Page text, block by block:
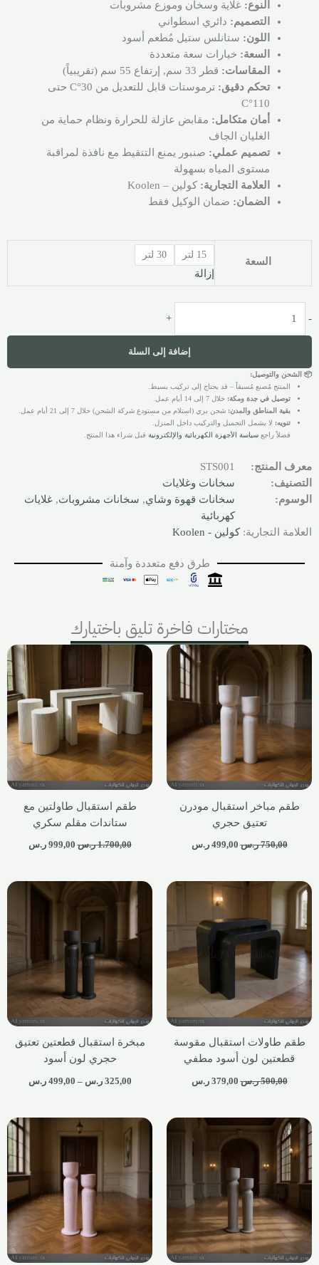
النوع: غلاية وسخان وموزع مشروبات
التصميم: دائري اسطواني
اللون: ستانلس ستيل مُطعم أسود
السعة: خيارات سعة متعددة
المقاسات: قطر 33 سم, إرتفاع 55 سم (تقريبياً)
تحكم دقيق:
ترموستات قابل للتعديل من 30°C حتى
110°C
أمان متكامل: مقابض عازلة للحرارة ونظام حماية من
الغليان الجاف
تصميم عملي: صنبور يمنع التنقيط مع نافذة لمراقبة
مستوى المياه بسهولة
العلامة التجارية: كولين – Koolen
الضمان: ضمان الوكيل فقط
السعة
15 لتر 30 لتر
إزالة
-
+
إضافة إلى السلة
📦 الشحن والتوصيل:
المنتج مُصنع مُسبقاً – قد يحتاج إلى تركيب بسيط.
توصيل في جدة ومكة: خلال 7 إلى 14 أيام عمل.
بقية المناطق والمدن: شحن بري (استلام من مستودع شركة الشحن) خلال 7 إلى 21 أيام عمل.
تنويه: لا يشمل التحميل والتركيب داخل المنزل.
فضلاً راجع سياسة الأجهزة الكهربائية والإلكترونية قبل شراء هذا المنتج.
معرف المنتج:
STS001
التصنيف:
سخانات وغلايات
الوسوم:
سخانات قهوة وشاي, سخانات مشروبات, غلايات
كهربائية
العلامة التجارية:كولين - Koolen
طرق دفع متعددة وآمنة
مختارات فاخرة تليق باختيارك
طقم مباخر استقبال مودرن
تعتيق حجري
750,00 ر.س 499,00 ر.س
طقم استقبال طاولتين مع
ستاندات مقلم سكري
1.700,00 ر.س 999,00 ر.س
طقم طاولات استقبال مقوسة
قطعتين لون أسود مطفي
500,00 ر.س 379,00 ر.س
مبخرة استقبال قطعتين تعتيق
حجري لون أسود
325,00 ر.س –
499,00 ر.س